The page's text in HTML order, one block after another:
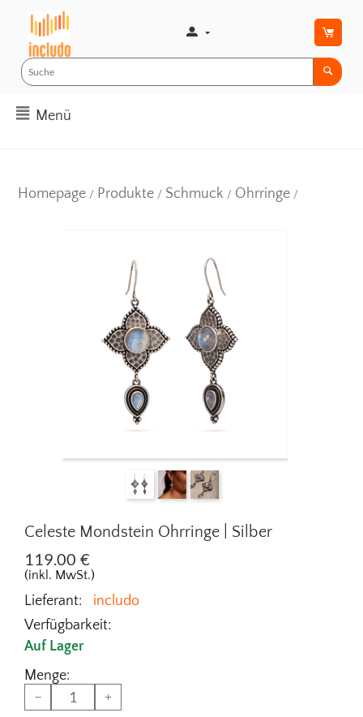
Menü
Homepage / Produkte / Schmuck / Ohrringe /
Celeste Mondstein Ohrringe | Silber
119.00 €
(inkl. MwSt.)
Lieferant:
includo
Verfügbarkeit:
Auf Lager
Menge:
−
+